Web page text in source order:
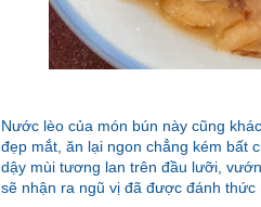
Nước lèo của món bún này cũng
đẹp mắt, ăn lại ngon chẳng kém bất
dậy mùi tương lan trên đầu lưỡi,
sẽ nhận ra ngũ vị đã được đánh